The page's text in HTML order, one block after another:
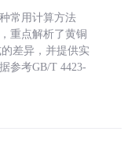
常用计算方法
重点解析了黄铜
差异，并提供实
参考GB/T 4423-